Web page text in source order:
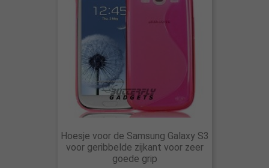
Hoesje voor de Samsung Galaxy S3
voor geribbelde zijkant voor zeer
goede grip